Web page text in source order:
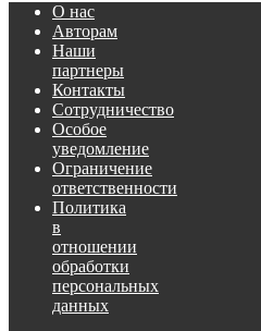
О нас
Авторам
Наши
партнеры
Контакты
Сотрудничество
Особое
уведомление
Ограничение
ответственности
Политика
в
отношении
обработки
персональных
данных